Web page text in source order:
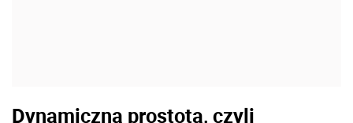
Dynamiczna prostota, czyli